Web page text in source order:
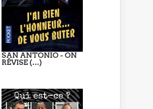
SAN ANTONIO - ON
RÉVISE (…)